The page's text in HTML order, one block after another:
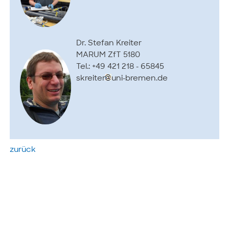
Dr. Stefan Kreiter
MARUM ZfT 5180
Tel.: +49 421 218 - 65845
skreiter
uni-bremen.de
zurück